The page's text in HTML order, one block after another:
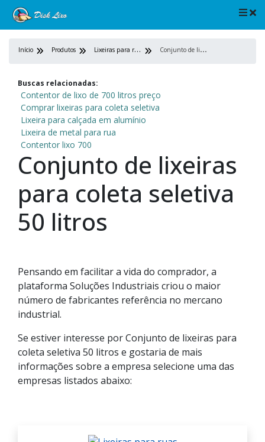
Início Produtos L
ixeiras para ruas C
onjunto de lixeiras para coleta seletiva 50 litros
Buscas relacionadas:
Contentor de lixo de 700 litros preço
Comprar lixeiras para coleta seletiva
Lixeira para calçada em alumínio
Lixeira de metal para rua
Contentor lixo 700
Conjunto de lixeiras
para coleta seletiva
50 litros
Pensando em facilitar a vida do comprador, a
plataforma Soluções Industriais criou o maior
número de fabricantes referência no mercano
industrial.
Se estiver interesse por Conjunto de lixeiras para
coleta seletiva 50 litros e gostaria de mais
informações sobre a empresa selecione uma das
empresas listados abaixo: